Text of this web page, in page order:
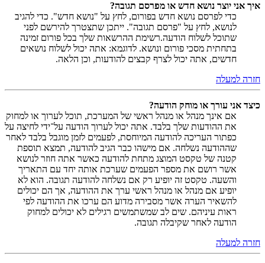
איך אני יוצר נושא חדש או מפרסם תגובה?
כדי לפרסם נושא חדש בפורום, לחץ על "נושא חדש". כדי להגיב
לנושא, לחץ על "פרסם תגובה". ייתכן שתצטרך להירשם לפני
שתוכל לשלוח הודעה.רשימת ההרשאות שלך בכל פורום זמינה
בתחתית מסכי פורום ונושא. לדוגמא: אתה יכול לשלוח נושאים
חדשים, אתה יכול לצרף קבצים להודעות, וכן הלאה.
חזרה למעלה
כיצד אני עורך או מוחק הודעה?
אם אינך מנהל או מנהל ראשי של המערכת, תוכל לערוך או למחוק
את ההודעות שלך בלבד. אתה יכול לערוך הודעה על־ידי לחיצה על
כפתור העריכה להודעה המיוחסת, לפעמים לזמן מוגבל בלבד לאחר
שההודעה נשלחה. אם מישהו כבר הגיב להודעה, תמצא תוספת
קטנה של טקסט המוצג מתחת להודעה כאשר אתה חוזר לנושא
אשר רושם את מספר הפעמים שערכת אותה יחד עם התאריך
והשעה. טקסט זה יופיע רק אם נשלחה להודעה תגובה. הוא לא
יופיע אם מנהל או מנהל ראשי ערך את ההודעה, אך הם יכולים
להשאיר הערה אשר מסבירה מדוע הם ערכו את ההודעה לפי
ראות עיניהם. שים לב שמשתמשים רגילים לא יכולים למחוק
הודעה לאחר שקיבלה תגובה.
חזרה למעלה